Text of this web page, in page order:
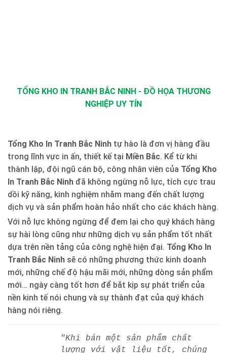
TỔNG KHO IN TRANH BẮC NINH - ĐỒ HỌA THƯƠNG
NGHIỆP UY TÍN
Tổng Kho In Tranh Bắc Ninh tự hào là đơn vị hàng đầu
trong lĩnh vực in ấn, thiết kế tại Miền Bắc. Kể từ khi
thành lập, đội ngũ cán bộ, công nhân viên của Tổng Kho
In Tranh Bắc Ninh đã không ngừng nỗ lực, tích cực trau
dồi kỹ năng, kinh nghiệm nhằm mang đến chất lượng
dịch vụ và sản phẩm hoàn hảo nhất cho các khách hàng.
Với nỗ lực không ngừng để đem lại cho quý khách hàng
sự hài lòng cũng như những dịch vụ sản phẩm tốt nhất
dựa trên nền tảng của công nghệ hiện đại. Tổng Kho In
Tranh Bắc Ninh sẽ có những phương thức kinh doanh
mới, những chế độ hậu mãi mới, những dòng sản phẩm
mới… ngày càng tốt hơn để bắt kịp sự phát triển của
nền kinh tế nói chung và sự thành đạt của quý khách
hàng nói riêng.
"Khi bán một sản phẩm chất
lượng với vật liệu tốt, chúng